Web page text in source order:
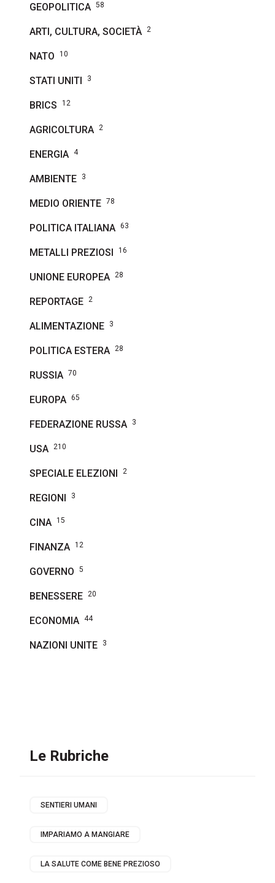
GEOPOLITICA 58
ARTI, CULTURA, SOCIETÀ 2
NATO 10
STATI UNITI 3
BRICS 12
AGRICOLTURA 2
ENERGIA 4
AMBIENTE 3
MEDIO ORIENTE 78
POLITICA ITALIANA 63
METALLI PREZIOSI 16
UNIONE EUROPEA 28
REPORTAGE 2
ALIMENTAZIONE 3
POLITICA ESTERA 28
RUSSIA 70
EUROPA 65
FEDERAZIONE RUSSA 3
USA 210
SPECIALE ELEZIONI 2
REGIONI 3
CINA 15
FINANZA 12
GOVERNO 5
BENESSERE 20
ECONOMIA 44
NAZIONI UNITE 3
Le Rubriche
SENTIERI UMANI
IMPARIAMO A MANGIARE
LA SALUTE COME BENE PREZIOSO